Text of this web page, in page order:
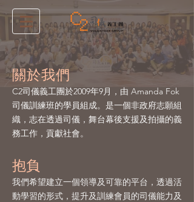
關於我們
C2司儀義工團於2009年9⽉，由 Amanda Fok
司儀訓練班的學員組成。是⼀個非政府志願組
織，志在透過司儀，舞台幕後支援及拍攝的義
務工作，貢獻社會。
抱負
我們希望建立⼀個領導及可靠的平台，透過活
動學習的形式，提升及訓練會員的司儀能力及